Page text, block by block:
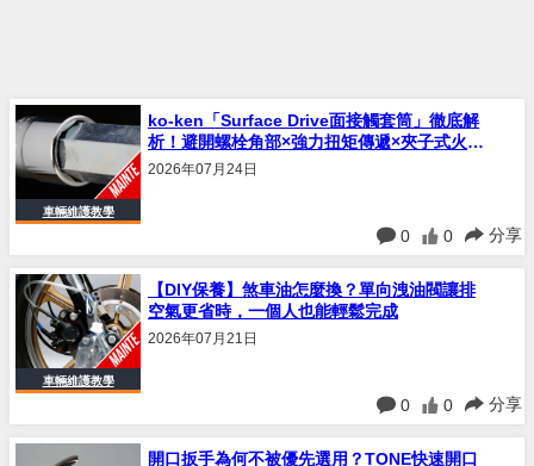
車輛維護教學
ko-ken「Surface Drive面接觸套筒」徹底解
析！避開螺栓角部×強力扭矩傳遞×夾子式火星
塞套筒，機車保養工具升級指南
2026年07月24日
0 0 分享
車輛維護教學
【DIY保養】煞車油怎麼換？單向洩油閥讓排
空氣更省時，一個人也能輕鬆完成
2026年07月21日
0 0 分享
開口扳手為何不被優先選用？TONE快速開口